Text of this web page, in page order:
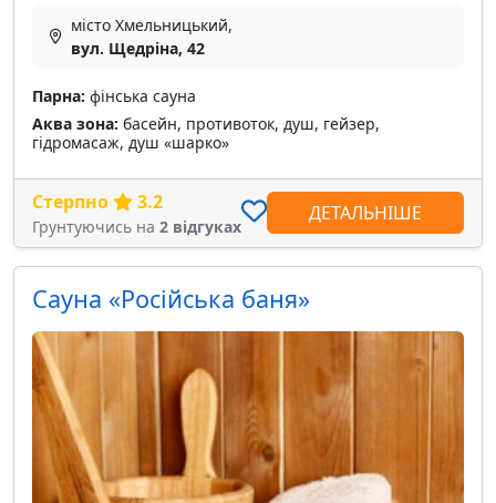
місто Хмельницький,
вул. Щедріна, 42
Парна: фінська сауна
Аква зона: басейн, противоток, душ, гейзер,
гідромасаж, душ «шарко»
Стерпно 3.2
Грунтуючись на 2 відгуках
ДЕТАЛЬНІШЕ
Сауна «Російська баня»